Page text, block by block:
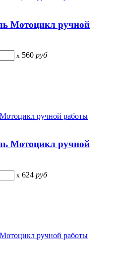
Мотоцикл ручной
x 560 руб
Мотоцикл ручной
x 624 руб